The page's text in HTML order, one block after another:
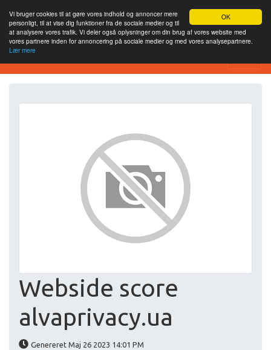
OK
Vi bruger cookies til at gøre vores indhold og annoncer mere
personligt, til at vise dig funktioner fra de sociale medier og til
at analysere vores trafik. Vi deler også oplysninger om din brug af vores website med
vores partnere inden for annoncering på sociale medier og med vores analysepartnere.
Lær mere
SEO Analytics
Webside score
alvaprivacy.ua
Genereret Maj 26 2023 14:01 PM